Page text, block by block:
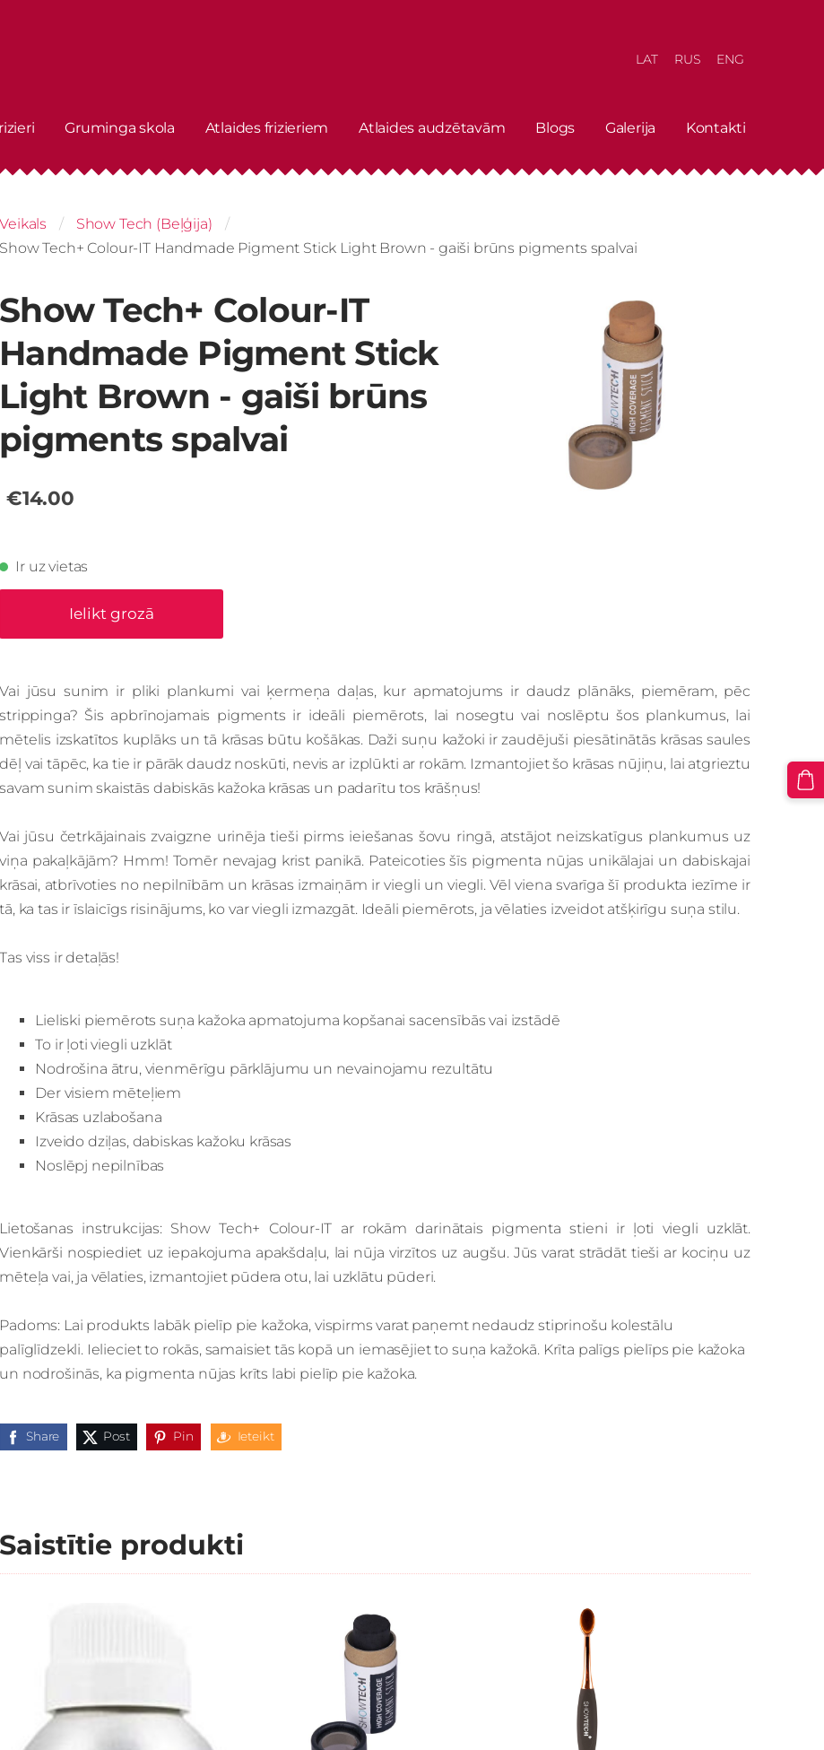
Gruminga skola Atlaides frizieriem Atlaides audzētavām Blogs Galerija Kontakti
LAT RUS ENG
Veikals
Show Tech (Beļģija)
Show Tech+ Colour-IT Handmade Pigment Stick Light Brown - gaiši brūns pigments spalvai
Show Tech+ Colour-IT
Handmade Pigment Stick
Light Brown - gaiši brūns
pigments spalvai
€14.00
Ir uz vietas
Ielikt grozā
Vai jūsu sunim ir pliki plankumi vai ķermeņa daļas, kur apmatojums ir daudz plānāks, piemēram, pēc
strippinga? Šis apbrīnojamais pigments ir ideāli piemērots, lai nosegtu vai noslēptu šos plankumus, lai
mētelis izskatītos kuplāks un tā krāsas būtu košākas. Daži suņu kažoki ir zaudējuši piesātinātās krāsas saules
dēļ vai tāpēc, ka tie ir pārāk daudz noskūti, nevis ar izplūkti ar rokām. Izmantojiet šo krāsas nūjiņu, lai atgrieztu
savam sunim skaistās dabiskās kažoka krāsas un padarītu tos krāšņus!
Vai jūsu četrkājainais zvaigzne urinēja tieši pirms ieiešanas šovu ringā, atstājot neizskatīgus plankumus uz
viņa pakaļkājām? Hmm! Tomēr nevajag krist panikā. Pateicoties šīs pigmenta nūjas unikālajai un dabiskajai
krāsai, atbrīvoties no nepilnībām un krāsas izmaiņām ir viegli un viegli. Vēl viena svarīga šī produkta iezīme ir
tā, ka tas ir īslaicīgs risinājums, ko var viegli izmazgāt. Ideāli piemērots, ja vēlaties izveidot atšķirīgu suņa stilu.
Tas viss ir detaļās!
Lieliski piemērots suņa kažoka apmatojuma kopšanai sacensībās vai izstādē
To ir ļoti viegli uzklāt
Nodrošina ātru, vienmērīgu pārklājumu un nevainojamu rezultātu
Der visiem mēteļiem
Krāsas uzlabošana
Izveido dziļas, dabiskas kažoku krāsas
Noslēpj nepilnības
Lietošanas instrukcijas: Show Tech+ Colour-IT ar rokām darinātais pigmenta stieni ir ļoti viegli uzklāt.
Vienkārši nospiediet uz iepakojuma apakšdaļu, lai nūja virzītos uz augšu. Jūs varat strādāt tieši ar kociņu uz
mēteļa vai, ja vēlaties, izmantojiet pūdera otu, lai uzklātu pūderi.
Padoms: Lai produkts labāk pielīp pie kažoka, vispirms varat paņemt nedaudz stiprinošu kolestālu
palīglīdzekli. Ielieciet to rokās, samaisiet tās kopā un iemasējiet to suņa kažokā. Krīta palīgs pielīps pie kažoka
un nodrošinās, ka pigmenta nūjas krīts labi pielīp pie kažoka.
Share Post Pin Ieteikt
Saistītie produkti